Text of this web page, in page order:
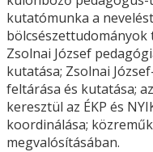
kutatómunka a
Zsolnai József
kutatása; Zsolnai
feltárása és kutatása;
keresztül az ÉKP és
koordinálása;
megvalósításában.